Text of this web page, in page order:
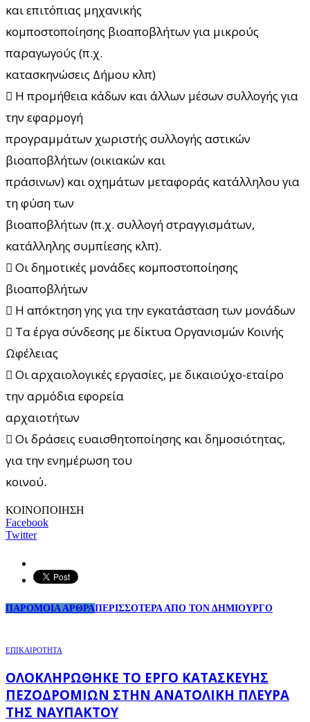
και επιτόπιας μηχανικής
κομποστοποίησης βιοαποβλήτων για μικρούς
παραγωγούς (π.χ.
κατασκηνώσεις Δήμου κλπ)
 Η προμήθεια κάδων και άλλων μέσων συλλογής για
την εφαρμογή
προγραμμάτων χωριστής συλλογής αστικών
βιοαποβλήτων (οικιακών και
πράσινων) και οχημάτων μεταφοράς κατάλληλου για
τη φύση των
βιοαποβλήτων (π.χ. συλλογή στραγγισμάτων,
κατάλληλης συμπίεσης κλπ).
 Οι δημοτικές μονάδες κομποστοποίησης
βιοαποβλήτων
 Η απόκτηση γης για την εγκατάσταση των μονάδων
 Τα έργα σύνδεσης με δίκτυα Οργανισμών Κοινής
Ωφέλειας
 Οι αρχαιολογικές εργασίες, με δικαιούχο-εταίρο
την αρμόδια εφορεία
αρχαιοτήτων
 Οι δράσεις ευαισθητοποίησης και δημοσιότητας,
για την ενημέρωση του
κοινού.
ΚΟΙΝΟΠΟΙΗΣΗ
Facebook
Twitter
ΠΑΡΟΜΟΙΑ ΑΡΘΡΑΠΕΡΙΣΣΟΤΕΡΑ ΑΠΟ ΤΟΝ ΔΗΜΙΟΥΡΓΟ
ΕΠΙΚΑΙΡΟΤΗΤΑ
ΟΛΟΚΛΗΡΏΘΗΚΕ ΤΟ ΈΡΓΟ ΚΑΤΑΣΚΕΥΉΣ
ΠΕΖΟΔΡΟΜΊΩΝ ΣΤΗΝ ΑΝΑΤΟΛΙΚΉ ΠΛΕΥΡΆ
ΤΗΣ ΝΑΥΠΆΚΤΟΥ